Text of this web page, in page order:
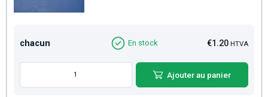
chacun €1.20 HTVA
En stock
Ajouter au panier